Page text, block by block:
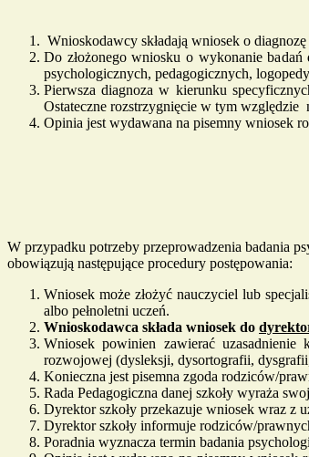
Wnioskodawcy składają wniosek o
Do złożonego wniosku o wykonanie
psychologicznych, pedagogicznych,
Pierwsza diagnoza w kierunku
Ostateczne rozstrzygnięcie w tym względzie
Opinia jest wydawana na pisemny wniosek
W przypadku potrzeby przeprowadzenia badania
obowiązują następujące procedury postępowania:
Wniosek może złożyć nauczyciel lub
albo pełnoletni uczeń.
Wnioskodawca składa wniosek do
Wniosek powinien zawierać uzasadnienie
rozwojowej (dysleksji, dysortografii,
Konieczna jest pisemna zgoda rodziców/
Rada Pedagogiczna danej szkoły wyraża
Dyrektor szkoły przekazuje wniosek wraz z
Dyrektor szkoły informuje rodziców/
Poradnia wyznacza termin badania